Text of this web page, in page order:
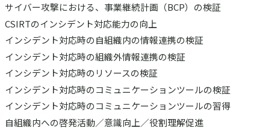
サイバー攻撃における、事業継続計画（BCP）の検証
CSIRTのインシデント対応能力の向上
インシデント対応時の自組織内の情報連携の検証
インシデント対応時の組織外情報連携の検証
インシデント対応時のリソースの検証
インシデント対応時のコミュニケーションツールの検証
インシデント対応時のコミュニケーションツールの習得
自組織内への啓発活動／意識向上／役割理解促進